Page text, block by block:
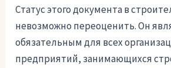
Статус этого документа в
невозможно переоценить. Он
обязательным для всех
предприятий, занимающихся